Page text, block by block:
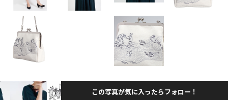
この写真が気に入ったらフォロー！